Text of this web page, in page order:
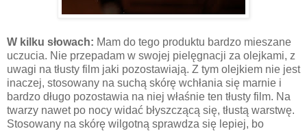
W kilku słowach: Mam do tego produktu bardzo mieszane
uczucia. Nie przepadam w swojej pielęgnacji za olejkami, z
uwagi na tłusty film jaki pozostawiają. Z tym olejkiem nie jest
inaczej, stosowany na suchą skórę wchłania się marnie i
bardzo długo pozostawia na niej właśnie ten tłusty film. Na
twarzy nawet po nocy widać błyszczącą się, tłustą warstwę.
Stosowany na skórę wilgotną sprawdza się lepiej, bo